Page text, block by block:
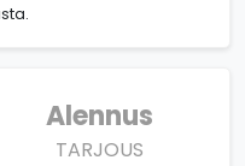
Alennus
TARJOUS